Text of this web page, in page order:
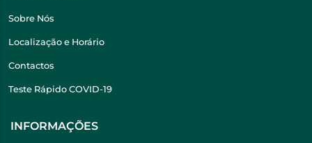
Sobre Nós
Localização e Horário
Contactos
Teste Rápido COVID-19
INFORMAÇÕES